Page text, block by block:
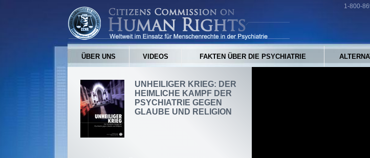
1-800-
ÜBER UNS VIDEOS FAKTEN ÜBER DIE PSYCHIATRIE
UNHEILIGER KRIEG: DER
HEIMLICHE KAMPF DER
PSYCHIATRIE GEGEN
GLAUBE UND RELIGION